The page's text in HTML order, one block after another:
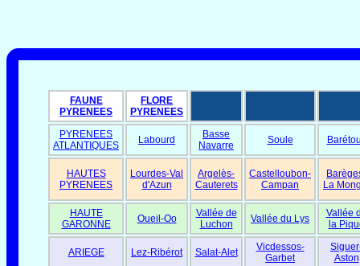
FAUNE
PYRENEES
FLORE
PYRENEES
PYRENEES
ATLANTIQUES
Labourd
Basse
Navarre
Soule
HAUTES
PYRENEES
Lourdes-Val
d'Azun
Argelès-
Cauterets
Castelloubon-
Campan
La
HAUTE
GARONNE
Oueil-Oo
Vallée de
Luchon
Vallée du Lys
Vallée
la
ARIEGE Lez-Ribérot Salat-Alet
Vicdessos-
Garbet
Aston